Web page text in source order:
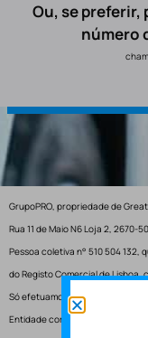
Ou, se
número
GrupoPRO, propriedade de
Rua 11 de Maio N6 Loja 2, 2670-
Pessoa coletiva n° 510 504 132,
do Registo Comercial de
Só efetuamos entregas em
Entidade competente para